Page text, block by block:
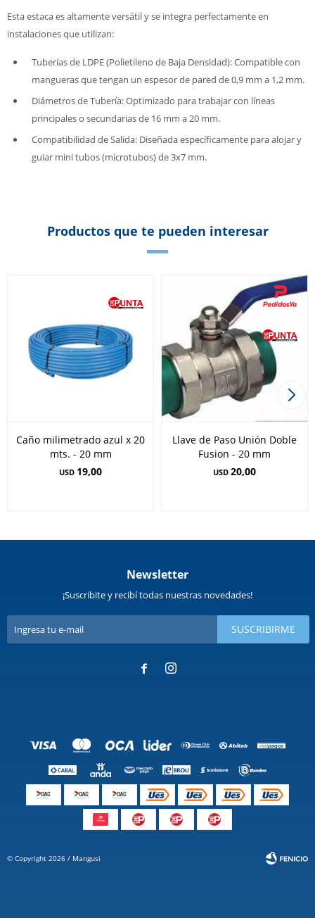
Esta estaca es altamente versátil y se integra perfectamente en
instalaciones que utilizan:
Tuberías de LDPE (Polietileno de Baja Densidad): Compatible con
mangueras que tengan un espesor de pared de 0,9 mm a 1,2 mm.
Diámetros de Tubería: Optimizado para trabajar con líneas
principales o secundarias de 16 mm a 20 mm.
Compatibilidad de Salida: Diseñada específicamente para alojar y
guiar mini tubos (microtubos) de 3x7 mm.
Productos que te pueden interesar
Caño milimetrado azul x 20
mts. - 20 mm
USD 19,00
Llave de Paso Unión Doble
Fusion - 20 mm
USD 20,00
Newsletter
¡Suscribite y recibí todas nuestras novedades!
SUSCRIBIRME
 
© Copyright 2026 / Mangusi